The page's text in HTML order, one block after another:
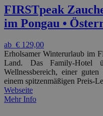
FIRSTpeak
im Pongau •
ab € 129,00
Erholsamer Winterurlaub im
Land. Das Family-Hotel
Wellnessbereich, einer
einem spitzenmäßigen Preis-
Webseite
Mehr Info